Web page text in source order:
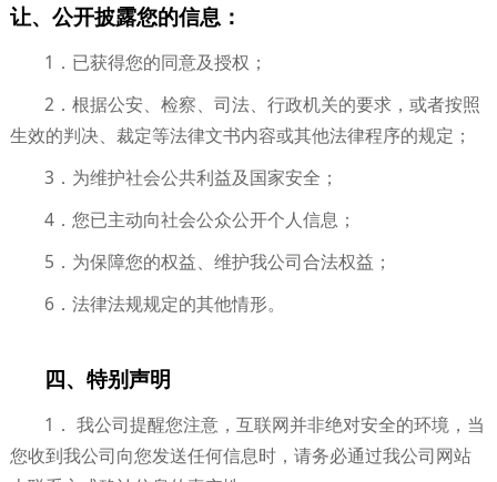
让、公开披露您的信息：
1．已获得您的同意及授权；
2．根据公安、检察、司法、行政机关的要求，或者按照
生效的判决、裁定等法律文书内容或其他法律程序的规定；
3．为维护社会公共利益及国家安全；
4．您已主动向社会公众公开个人信息；
5．为保障您的权益、维护我公司合法权益；
6．法律法规规定的其他情形。
四、特别声明
1． 我公司提醒您注意，互联网并非绝对安全的环境，当
您收到我公司向您发送任何信息时，请务必通过我公司网站